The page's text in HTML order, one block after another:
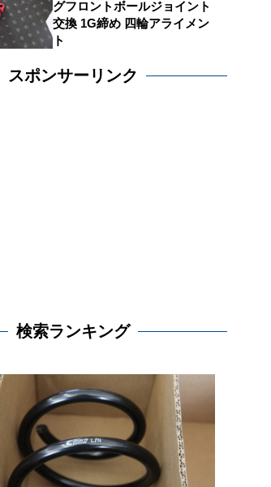
グフロントボールジョイント
交換 1G締め 四輪アライメン
ト
スポンサーリンク
検索ランキング